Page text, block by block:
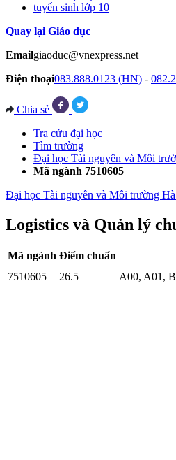
tuyển sinh lớp 10
Quay lại Giáo dục
Emailgiaoduc@vnexpress.net
Điện thoại083.888.0123 (HN) -
Chia sẻ
Tra cứu đại học
Tìm trường
Đại học Tài nguyên và Môi
Mã ngành 7510605
Đại học Tài nguyên và Môi trường
Logistics và Quản lý
Mã ngành Điểm chuẩn
7510605
26.5 A00, A01,